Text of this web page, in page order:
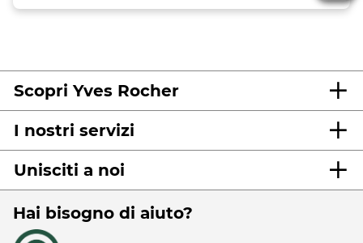
Scopri Yves Rocher
I nostri servizi
Unisciti a noi
Hai bisogno di aiuto?